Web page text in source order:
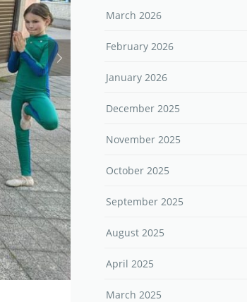
March 2026
February 2026
January 2026
December 2025
November 2025
October 2025
September 2025
August 2025
April 2025
March 2025